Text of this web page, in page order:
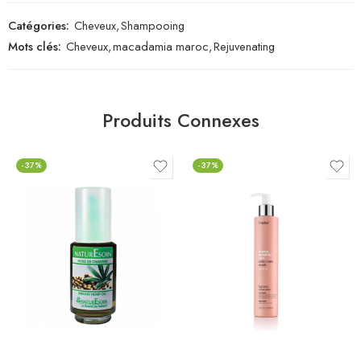
Catégories: Cheveux,Shampooing
Mots clés: Cheveux,macadamia maroc,Rejuvenating
Produits Connexes
-37% -37%